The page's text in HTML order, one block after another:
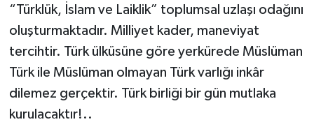
“Türklük, İslam ve Laiklik” toplumsal uzlaşı odağını
oluşturmaktadır. Milliyet kader, maneviyat
tercihtir. Türk ülküsüne göre yerkürede Müslüman
Türk ile Müslüman olmayan Türk varlığı inkâr
dilemez gerçektir. Türk birliği bir gün mutlaka
kurulacaktır!..